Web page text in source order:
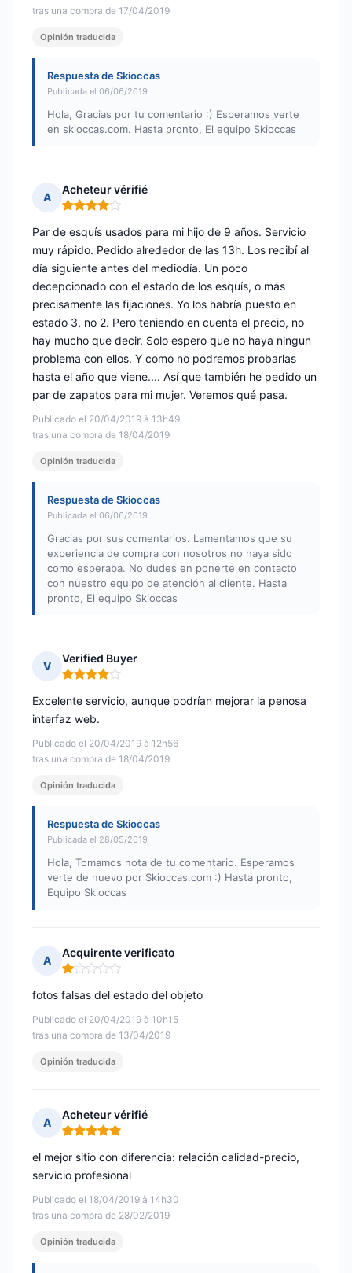
tras una compra de 17/04/2019
Opinión traducida
Respuesta de Skioccas
Publicada el 06/06/2019
Hola, Gracias por tu comentario :) Esperamos verte
en skioccas.com. Hasta pronto, El equipo Skioccas
A
Acheteur vérifié
Nota: 4 de 5
Publicado el 20/04/2019 à 13h49
tras una compra de 18/04/2019
Par de esquís usados para mi hijo de 9 años. Servicio
muy rápido. Pedido alrededor de las 13h. Los recibí al
día siguiente antes del mediodía. Un poco
decepcionado con el estado de los esquís, o más
precisamente las fijaciones. Yo los habría puesto en
estado 3, no 2. Pero teniendo en cuenta el precio, no
hay mucho que decir. Solo espero que no haya ningun
problema con ellos. Y como no podremos probarlas
hasta el año que viene.... Así que también he pedido un
par de zapatos para mi mujer. Veremos qué pasa.
Opinión traducida
Respuesta de Skioccas
Publicada el 06/06/2019
Gracias por sus comentarios. Lamentamos que su
experiencia de compra con nosotros no haya sido
como esperaba. No dudes en ponerte en contacto
con nuestro equipo de atención al cliente. Hasta
pronto, El equipo Skioccas
V
Verified Buyer
Nota: 4 de 5
Publicado el 20/04/2019 à 12h56
tras una compra de 18/04/2019
Excelente servicio, aunque podrían mejorar la penosa
interfaz web.
Opinión traducida
Respuesta de Skioccas
Publicada el 28/05/2019
Hola, Tomamos nota de tu comentario. Esperamos
verte de nuevo por Skioccas.com :) Hasta pronto,
Equipo Skioccas
A
Acquirente verificato
Nota: 1 de 5
Publicado el 20/04/2019 à 10h15
tras una compra de 13/04/2019
fotos falsas del estado del objeto
Opinión traducida
A
Acheteur vérifié
Nota: 5 de 5
Publicado el 18/04/2019 à 14h30
tras una compra de 28/02/2019
el mejor sitio con diferencia: relación calidad-precio,
servicio profesional
Opinión traducida